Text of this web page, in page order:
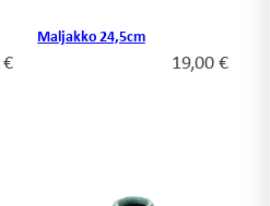
€
Maljakko 24,5cm
19,00€